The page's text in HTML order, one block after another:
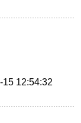
15 12:54:32